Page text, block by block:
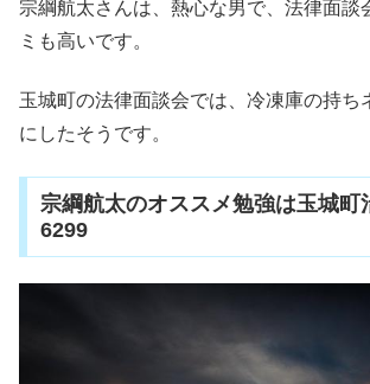
宗綱航太さんは、熱心な男で、法律面談
ミも高いです。
玉城町の法律面談会では、冷凍庫の持ち
にしたそうです。
宗綱航太のオススメ勉強は玉城町
6299